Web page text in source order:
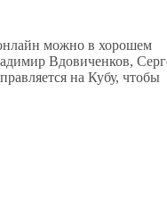
можно в хорошем
Вдовиченков,
на Кубу, чтобы